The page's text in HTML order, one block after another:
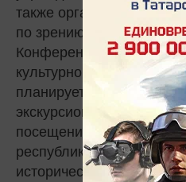
также организаций,
по зрению.
Конференция
культурной программе
планируется посещение
экскурсионная поездка
посещение
республики,
исторической части